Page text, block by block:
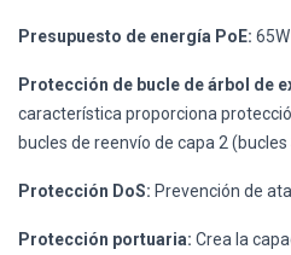
Presupuesto de energía PoE: 65W
Protección de bucle de árbol de
característica proporciona
bucles de reenvío de capa 2 (bucles
Protección DoS: Prevención de
Protección portuaria: Crea la